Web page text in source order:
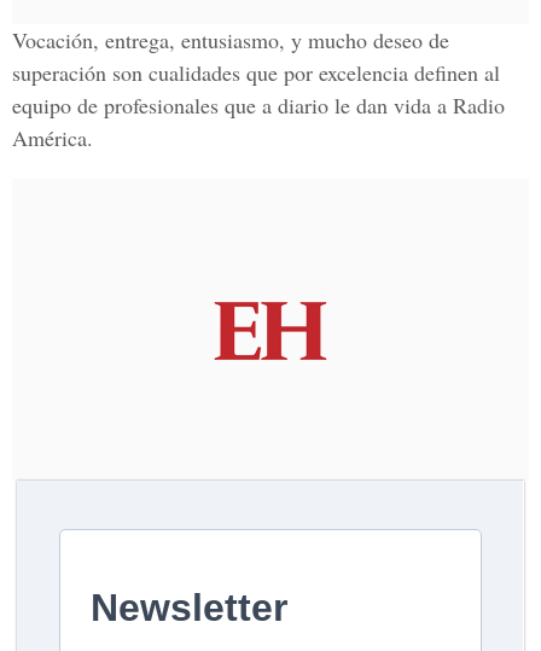
Vocación, entrega, entusiasmo, y mucho deseo de
superación son cualidades que por excelencia definen al
equipo de profesionales que a diario le dan vida a Radio
América.